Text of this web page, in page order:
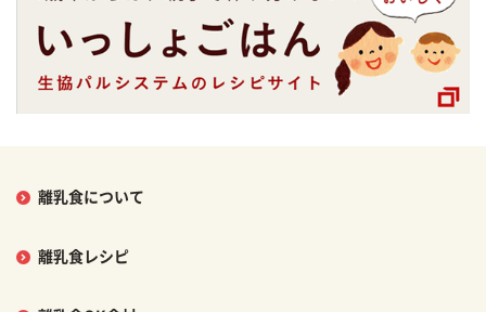
離乳食について
離乳食レシピ